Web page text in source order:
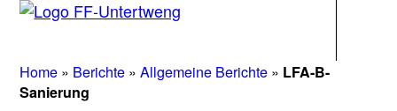
Home » Berichte »Allgemeine Berichte » LFA-B-
Sanierung